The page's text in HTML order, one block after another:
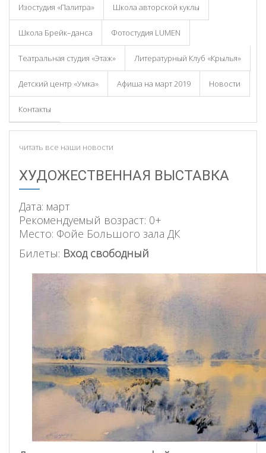
Изостудия «Палитра» Школа авторской куклы
Школа Брейк–данса Фотостудия LUMEN
Театральная студия «Этаж» Литературный Клуб «Крылья»
Детский центр «Умка» Афиша на март 2019 Новости
Контакты
читать все наши новости
ХУДОЖЕСТВЕННАЯ ВЫСТАВКА
Дата: март
Рекомендуемый возраст: 0+
Место: Фойе Большого зала ДК
Билеты: Вход свободный